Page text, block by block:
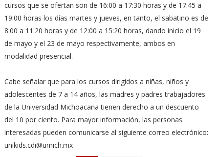
cursos que se ofertan son de 16:00 a 17:30 horas y de 17:45 a
19:00 horas los días martes y jueves, en tanto, el sabatino es de
8:00 a 11:20 horas y de 12:00 a 15:20 horas, dando inicio el 19
de mayo y el 23 de mayo respectivamente, ambos en
modalidad presencial.
Cabe señalar que para los cursos dirigidos a niñas, niños y
adolescentes de 7 a 14 años, las madres y padres trabajadores
de la Universidad Michoacana tienen derecho a un descuento
del 10 por ciento. Para mayor información, las personas
interesadas pueden comunicarse al siguiente correo electrónico:
unikids.cdi@umich.mx